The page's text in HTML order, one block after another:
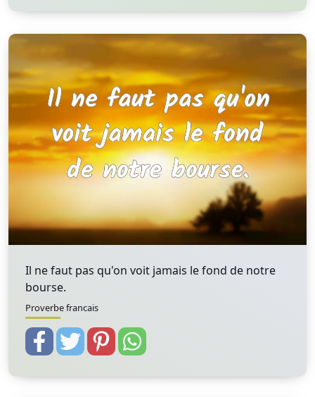
Il ne faut pas qu'on voit jamais le fond de notre
bourse.
Proverbe francais